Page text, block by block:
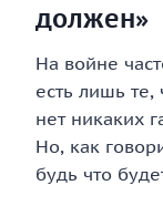
должен»
На войне
есть лишь
нет никаких
Но, как
будь что